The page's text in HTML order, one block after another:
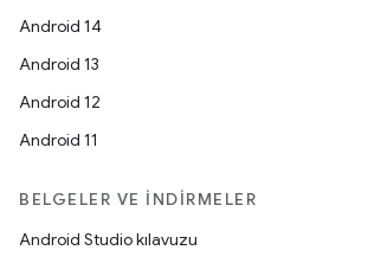
Android 14
Android 13
Android 12
Android 11
BELGELER VE İNDIRMELER
Android Studio kılavuzu